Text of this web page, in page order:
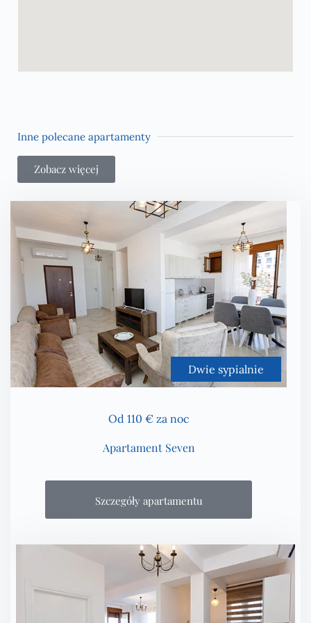
Inne polecane apartamenty
Zobacz więcej
Dwie sypialnie
Od 110 € za noc
Apartament Seven
Szczegóły apartamentu